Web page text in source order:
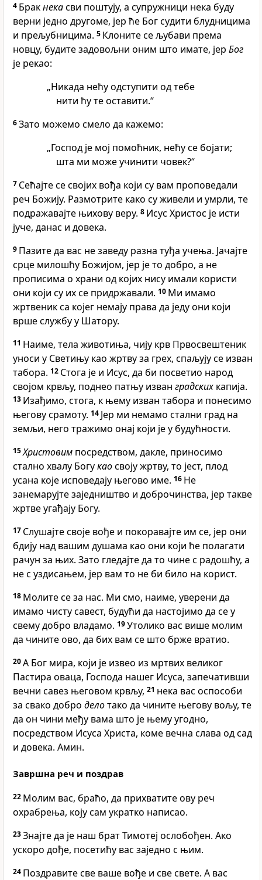
4 Бракнекасви поштују, а супружници нека буду
верни једно другоме, јер ће Бог судити блудницима
и прељубницима. 5 Клоните се љубави према
новцу, будите задовољни оним што имате, јер Бог
је рекао:
„Никада нећу одступити од тебе
нити ћу те оставити.“
6Зато можемо смело да кажемо:
„Господ је мој помоћник, нећу се бојати;
шта ми може учинити човек?“
7 Сећајте се својих вођа који су вам проповедали
реч Божију. Размотрите како су живели и умрли, те
подражавајте њихову веру. 8 Исус Христос је исти
јуче, данас и довека.
9 Пазите да вас не заведу разна туђа учења. Јачајте
срце милошћу Божијом, јер је то добро, а не
прописима о храни од којих нису имали користи
они који су их се придржавали. 10 Ми имамо
жртвеник са којег немају права да једу они који
врше службу у Шатору.
11 Наиме, тела животиња, чију крв Првосвештеник
уноси у Светињу као жртву за грех, спаљују се изван
табора. 12 Стога је и Исус, да би посветио народ
својом крвљу, поднео патњу изван градских капија.
13 Изађимо, стога, к њему изван табора и понесимо
његову срамоту. 14 Јер ми немамо стални град на
земљи, него тражимо онај који је у будућности.
15Христовим посредством, дакле, приносимо
стално хвалу Богукаосвоју жртву, то јест, плод
усана које исповедају његово име. 16 Не
занемарујте заједништво и доброчинства, јер такве
жртве угађају Богу.
17 Слушајте своје вође и покоравајте им се, јер они
бдију над вашим душама као они који ће полагати
рачун за њих. Зато гледајте да то чине с радошћу, а
не с уздисањем, јер вам то не би било на корист.
18 Молите се за нас. Ми смо, наиме, уверени да
имамо чисту савест, будући да настојимо да се у
свему добро владамо. 19Утолико вас више молим
да чините ово, да бих вам се што брже вратио.
20А Бог мира, који је извео из мртвих великог
Пастира оваца, Господа нашег Исуса, запечативши
вечни савез његовом крвљу, 21 нека вас оспособи
за свако добро делотако да чините његову вољу, те
да он чини међу вамa што је њему угодно,
посредством Исуса Христа, коме вечна слава од сад
и довека. Амин.
Завршна реч и поздрав
22 Молим вас, браћо, да прихватите ову реч
охрабрења, коју сам укратко написао.
23Знајте да је наш брат Тимотеј ослобођен. Ако
ускоро дође, посетићу вас заједно с њим.
24 Поздравите све ваше вође и све свете. А вас